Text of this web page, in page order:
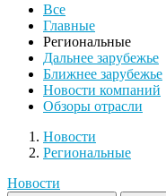
Все
Главные
Региональные
Дальнее зарубежье
Ближнее зарубежье
Новости компаний
Обзоры отрасли
Новости
Разделы
Новости
Региональные
Новости